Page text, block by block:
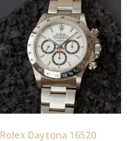
Rolex Daytona 16520